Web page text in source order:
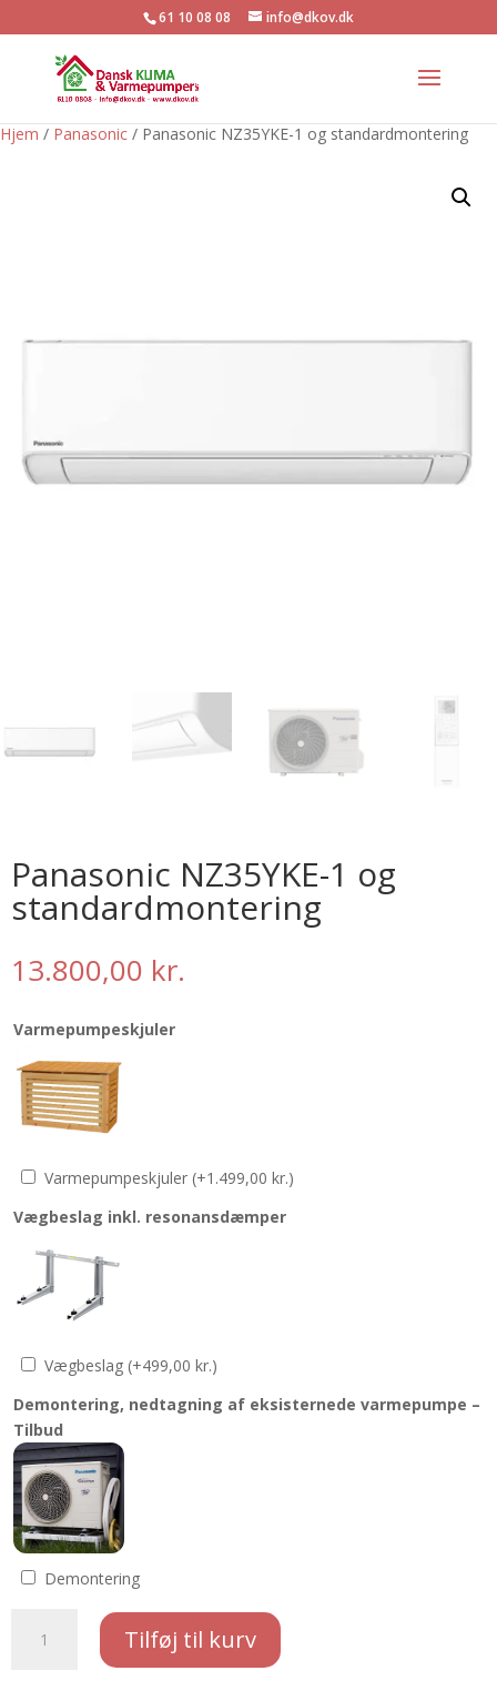
61 10 08 08 info@dkov.dk
Hjem / Panasonic / Panasonic NZ35YKE-1 og standardmontering
Panasonic NZ35YKE-1 og
standardmontering
13.800,00 kr.
Varmepumpeskjuler
Varmepumpeskjuler (+1.499,00 kr.)
Vægbeslag inkl. resonansdæmper
Vægbeslag (+499,00 kr.)
Demontering, nedtagning af eksisternede varmepumpe –
Tilbud
Demontering
NZ35YKE-
Tilføj til kurv